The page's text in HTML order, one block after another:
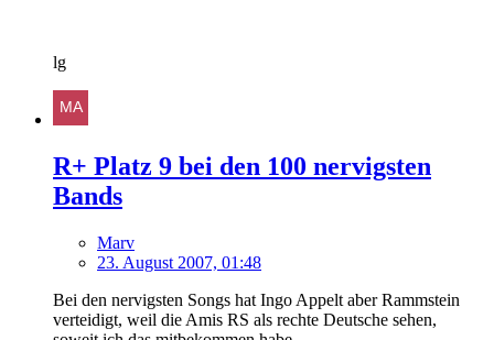
lg
R+ Platz 9 bei den 100 nervigsten
Bands
Marv
23. August 2007, 01:48
Bei den nervigsten Songs hat Ingo Appelt aber Rammstein
verteidigt, weil die Amis RS als rechte Deutsche sehen,